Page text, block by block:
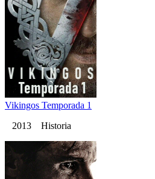
Vikingos Temporada 1
2013 Historia